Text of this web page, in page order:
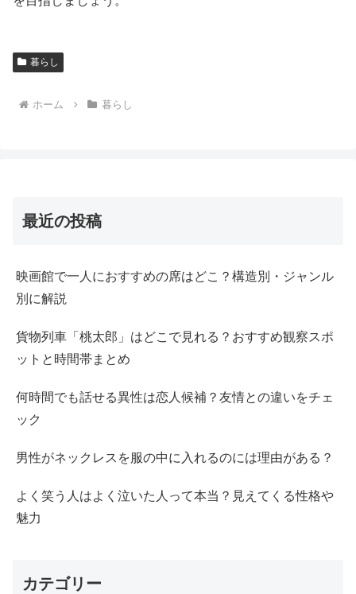
暮らし
ホーム 暮らし
最近の投稿
映画館で一人におすすめの席はどこ？構造別・ジャンル
別に解説
貨物列車「桃太郎」はどこで見れる？おすすめ観察スポ
ットと時間帯まとめ
何時間でも話せる異性は恋人候補？友情との違いをチェ
ック
男性がネックレスを服の中に入れるのには理由がある？
よく笑う人はよく泣いた人って本当？見えてくる性格や
魅力
カテゴリー